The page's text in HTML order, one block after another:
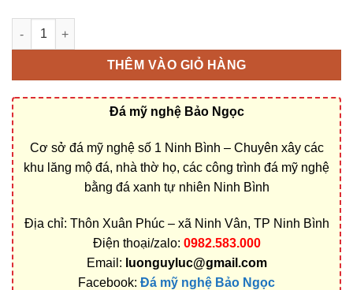
Bán và xây dựng, làm Mộ đá không mái ở Long An rẻ đẹp số
THÊM VÀO GIỎ HÀNG
Đá mỹ nghệ Bảo Ngọc
Cơ sở đá mỹ nghệ số 1 Ninh Bình – Chuyên xây các
khu lăng mộ đá, nhà thờ họ, các công trình đá mỹ nghệ
bằng đá xanh tự nhiên Ninh Bình
Địa chỉ: Thôn Xuân Phúc – xã Ninh Vân, TP Ninh Bình
Điện thoại/zalo: 0982.583.000
Email: luonguyluc@gmail.com
Facebook: Đá mỹ nghệ Bảo Ngọc